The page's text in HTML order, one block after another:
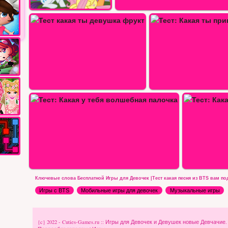
Тест: Какая ты принцесса невеста Тест какая ты кукла
Тест: Какая ты, сладка соленая…
Ключевые слова Бесплатной Игры для Девочек |Тест какая песня из BTS вам
Игры с BTS Мобильные игры для девочек Музыкальные игры
{c} 2022 - Cuties-Games.ru :: Игры для Девочек и Девушек новые